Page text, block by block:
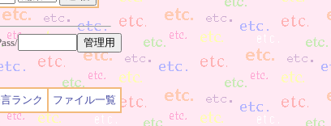
ランク ファイル一覧